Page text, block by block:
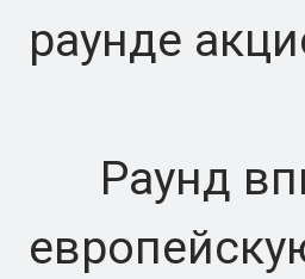
раунде
Раунд